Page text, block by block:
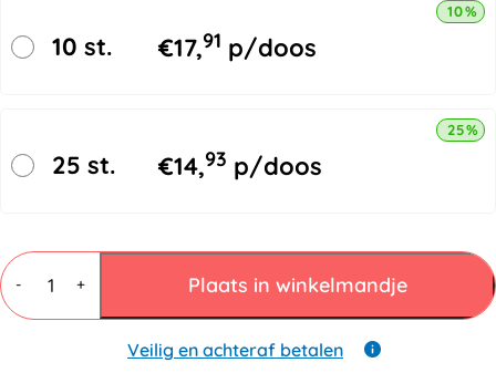
10 st. €17,91 p/doos
10%
25 st. €14,93 p/doos
25%
-
Papieren
zakken
15x22cm
bruin
+ Plaats in winkelmandje
Veilig en achteraf betalen